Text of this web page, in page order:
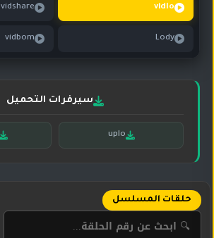
مسلسلات
تركي
vidlo
vidshare
Lody
vidbom
سيرفرات التحميل
uplo
حلقات المسلسل